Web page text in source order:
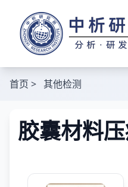
首页 > 其他检测
胶囊材料